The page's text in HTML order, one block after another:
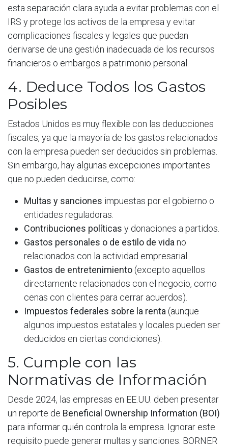
esta separación clara ayuda a evitar problemas con el
IRS y protege los activos de la empresa y evitar
complicaciones fiscales y legales que puedan
derivarse de una gestión inadecuada de los recursos
financieros o embargos a patrimonio personal.
4. Deduce Todos los Gastos
Posibles
Estados Unidos es muy flexible con las deducciones
fiscales, ya que la mayoría de los gastos relacionados
con la empresa pueden ser deducidos sin problemas.
Sin embargo, hay algunas excepciones importantes
que no pueden deducirse, como:
Multas y sanciones impuestas por el gobierno o
entidades reguladoras.
Contribuciones políticas y donaciones a partidos.
Gastos personales o de estilo de vida no
relacionados con la actividad empresarial.
Gastos de entretenimiento (excepto aquellos
directamente relacionados con el negocio, como
cenas con clientes para cerrar acuerdos).
Impuestos federales sobre la renta (aunque
algunos impuestos estatales y locales pueden ser
deducidos en ciertas condiciones).
5. Cumple con las
Normativas de Información
Desde 2024, las empresas en EE.UU. deben presentar
un reporte de Beneficial Ownership Information (BOI)
para informar quién controla la empresa. Ignorar este
requisito puede generar multas y sanciones. BORNER